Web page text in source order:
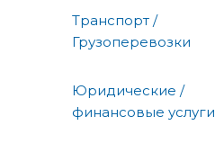
Транспорт /
Грузоперевозки
Юридические /
финансовые услуги